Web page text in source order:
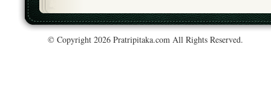
© Copyright 2026 Pratripitaka.com All Rights Reserved.